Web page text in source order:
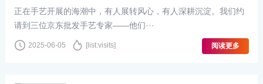
正在手艺开展的海潮中，有人展转风心，有人深耕沉淀。我们约
请到三位京东批发手艺专家——他们···
2025-06-05 [list:visits] 阅读更多